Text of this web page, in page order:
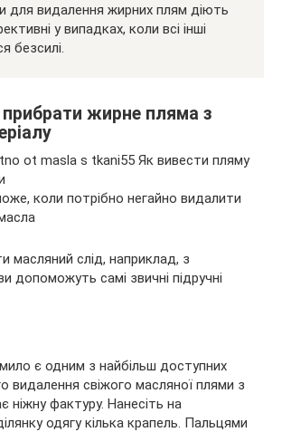
для видалення жирних плям діють
у випадках, коли всі інші
безсилі.
жирне пляма з
коли потрібно негайно видалити
масляний слід, наприклад, з
допоможуть самі звичні підручні
є одним з найбільш доступних
видалення свіжого масляної плями з
ніжну фактуру. Нанесіть на
одягу кілька крапель. Пальцями